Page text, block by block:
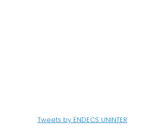
Tweets by ENDECS UNINTER